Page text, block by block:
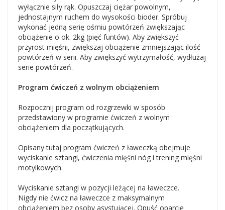
wyłącznie siły rąk. Opuszczaj ciężar powolnym,
jednostajnym ruchem do wysokości bioder. Spróbuj
wykonać jedną serię ośmiu powtórzeń zwiększając
obciążenie o ok. 2kg (pięć funtów). Aby zwiększyć
przyrost mięśni, zwiększaj obciążenie zmniejszając ilość
powtórzeń w serii. Aby zwiększyć wytrzymałość, wydłużaj
serie powtórzeń.
Program ćwiczeń z wolnym obciążeniem
Rozpocznij program od rozgrzewki w sposób
przedstawiony w programie ćwiczeń z wolnym
obciążeniem dla początkujących.
Opisany tutaj program ćwiczeń z ławeczką obejmuje
wyciskanie sztangi, ćwiczenia mięśni nóg i trening mięśni
motylkowych.
Wyciskanie sztangi w pozycji leżącej na ławeczce.
Nigdy nie ćwicz na ławeczce z maksymalnym
obciążeniem bez osoby asystującej. Opuść oparcie